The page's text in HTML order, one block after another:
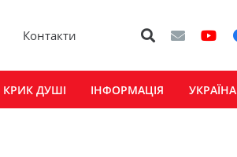
Контакти
КРИК ДУШІ ІНФОРМАЦІЯ УКРАЇНА